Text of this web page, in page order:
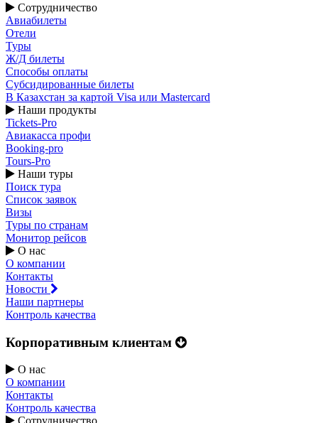
Сотрудничество
Авиабилеты
Отели
Туры
Ж/Д билеты
Способы оплаты
Субсидированные билеты
В Казахстан за картой Visa или Masterсard
Наши продукты
Tickets-Pro
Авиакасса профи
Booking-pro
Tours-Pro
Наши туры
Поиск тура
Список заявок
Визы
Туры по странам
Монитор рейсов
О нас
О компании
Контакты
Новости
Наши партнеры
Контроль качества
Корпоративным клиентам
О нас
О компании
Контакты
Контроль качества